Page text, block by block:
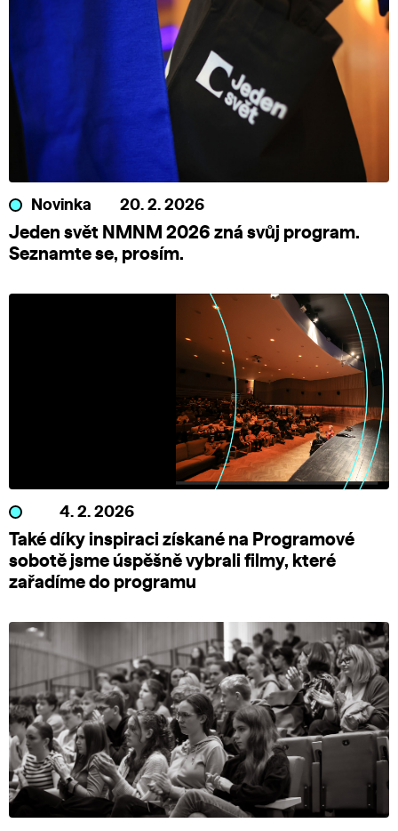
Novinka 20. 2. 2026
Jeden svět NMNM 2026 zná svůj program.
Seznamte se, prosím.
4. 2. 2026
Také díky inspiraci získané na Programové
sobotě jsme úspěšně vybrali filmy, které
zařadíme do programu